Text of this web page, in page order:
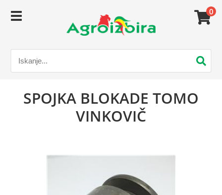
0
SPOJKA BLOKADE TOMO
VINKOVIČ